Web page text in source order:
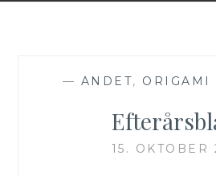
— ANDET, ORIGAMI
15. OKTOBER